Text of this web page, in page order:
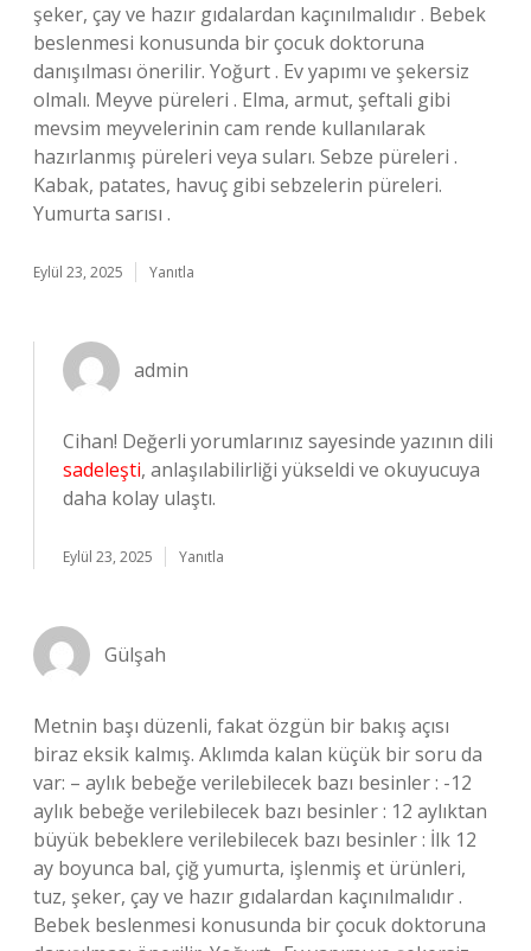
şeker, çay ve hazır gıdalardan kaçınılmalıdır . Bebek
beslenmesi konusunda bir çocuk doktoruna
danışılması önerilir. Yoğurt . Ev yapımı ve şekersiz
olmalı. Meyve püreleri . Elma, armut, şeftali gibi
mevsim meyvelerinin cam rende kullanılarak
hazırlanmış püreleri veya suları. Sebze püreleri .
Kabak, patates, havuç gibi sebzelerin püreleri.
Yumurta sarısı .
Eylül 23, 2025 Yanıtla
admin
Cihan! Değerli yorumlarınız sayesinde yazının dili
sadeleşti, anlaşılabilirliği yükseldi ve okuyucuya
daha kolay ulaştı.
Eylül 23, 2025 Yanıtla
Gülşah
Metnin başı düzenli, fakat özgün bir bakış açısı
biraz eksik kalmış. Aklımda kalan küçük bir soru da
var: – aylık bebeğe verilebilecek bazı besinler : -12
aylık bebeğe verilebilecek bazı besinler : 12 aylıktan
büyük bebeklere verilebilecek bazı besinler : İlk 12
ay boyunca bal, çiğ yumurta, işlenmiş et ürünleri,
tuz, şeker, çay ve hazır gıdalardan kaçınılmalıdır .
Bebek beslenmesi konusunda bir çocuk doktoruna